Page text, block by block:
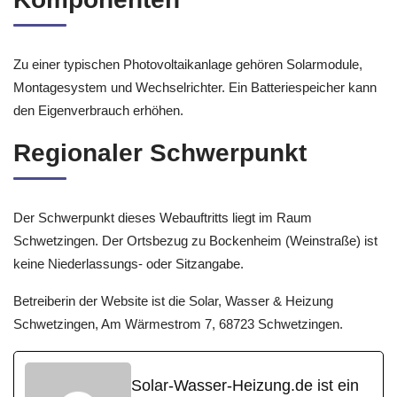
Zu einer typischen Photovoltaikanlage gehören Solarmodule,
Montagesystem und Wechselrichter. Ein Batteriespeicher kann
den Eigenverbrauch erhöhen.
Regionaler Schwerpunkt
Der Schwerpunkt dieses Webauftritts liegt im Raum
Schwetzingen. Der Ortsbezug zu Bockenheim (Weinstraße) ist
keine Niederlassungs- oder Sitzangabe.
Betreiberin der Website ist die Solar, Wasser & Heizung
Schwetzingen, Am Wärmestrom 7, 68723 Schwetzingen.
Solar-Wasser-Heizung.de ist ein